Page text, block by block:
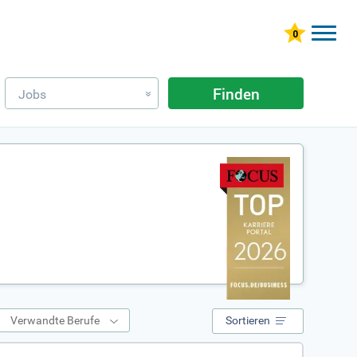
Jobs » Finden
Verwandte Berufe Sortieren